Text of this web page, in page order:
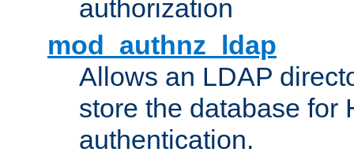
authorization
mod_authnz_ldap
Allows an LDAP
store the database for
authentication.